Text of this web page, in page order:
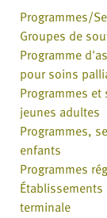
Programmes/
Groupes de
Programme
pour soins
Programmes
jeunes adultes
Programmes,
enfants
Programmes
terminale